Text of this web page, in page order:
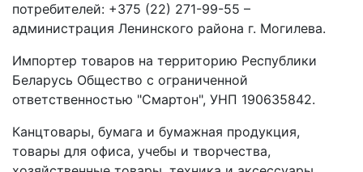
потребителей: +375 (22) 271-99-55 –
администрация Ленинского района г. Могилева.
Импортер товаров на территорию Республики
Беларусь Общество с ограниченной
ответственностью "Смартон", УНП 190635842.
Канцтовары, бумага и бумажная продукция,
товары для офиса, учебы и творчества,